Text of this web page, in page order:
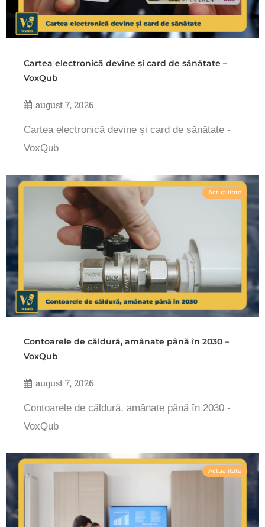
Cartea electronică devine și card de sănătate –
VoxQub
august 7, 2026
Cartea electronică devine și card de sănătate -
VoxQub
Actualitate
Contoarele de căldură, amânate până în 2030 –
VoxQub
august 7, 2026
Contoarele de căldură, amânate până în 2030 -
VoxQub
Actualitate